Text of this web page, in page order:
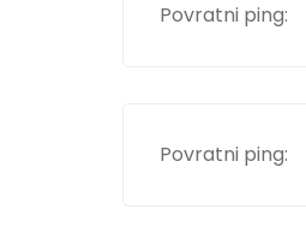
Povratni ping:
Povratni ping: